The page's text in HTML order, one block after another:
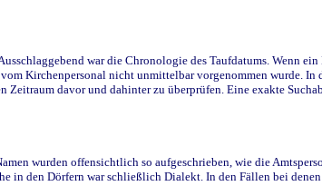
war die Chronologie des Taufdatums. Wenn
Kirchenpersonal nicht unmittelbar vorgenommen wurde.
davor und dahinter zu überprüfen. Eine exakte
wurden offensichtlich so aufgeschrieben, wie die
in den Dörfern war schließlich Dialekt. In den Fällen bei